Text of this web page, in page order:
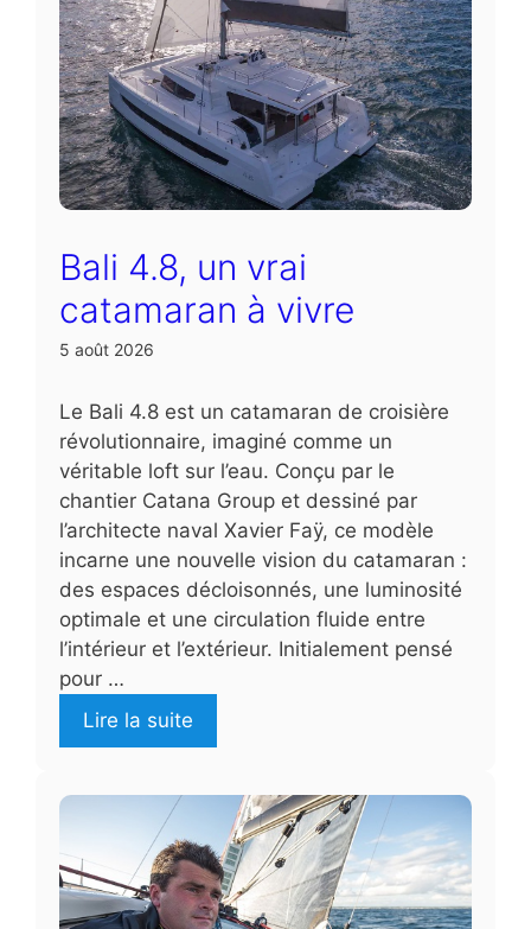
Bali 4.8, un vrai
catamaran à vivre
5 août 2026
Le Bali 4.8 est un catamaran de croisière
révolutionnaire, imaginé comme un
véritable loft sur l’eau. Conçu par le
chantier Catana Group et dessiné par
l’architecte naval Xavier Faÿ, ce modèle
incarne une nouvelle vision du catamaran :
des espaces décloisonnés, une luminosité
optimale et une circulation fluide entre
l’intérieur et l’extérieur. Initialement pensé
pour …
Lire la suite